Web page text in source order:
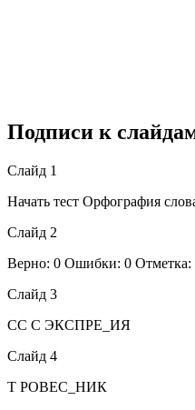
Подписи к
Слайд 1
Начать тест Орфография
Слайд 2
Верно: 0 Ошибки: 0 Отметка:
Слайд 3
СС С ЭКСПРЕ_ИЯ
Слайд 4
Т РОВЕС_НИК